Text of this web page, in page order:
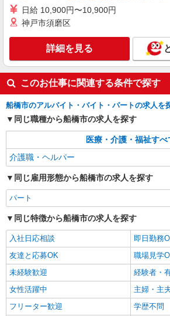
日給 10,900円〜10,900円
神戸市須磨区
詳細を見る
このお仕事に関連する条件で探す
船橋市のアルバイト・バイト・パートの求人を
同じ職種から船橋市の求人を探す
医療・介護・福祉すべ
介護職・ヘルパー
同じ雇用形態から船橋市の求人を探す
パート
同じ特徴から船橋市の求人を探す
入社日応相談
即日勤務
友達と応募OK
職場見学
未経験歓迎
経験者・
女性活躍中
主婦・主
フリーター歓迎
学歴不問